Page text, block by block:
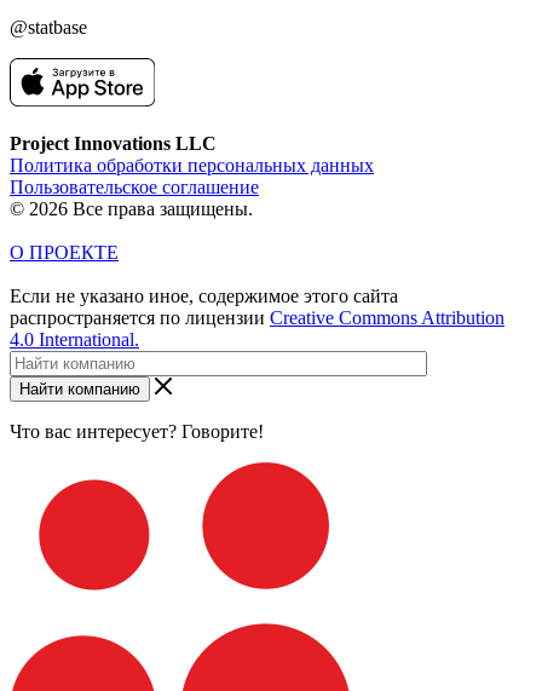
@statbase
Project Innovations LLC
Политика обработки персональных данных
Пользовательское соглашение
© 2026 Все права защищены.
О ПРОЕКТЕ
Если не указано иное, содержимое этого сайта
распространяется по лицензии Creative Commons Attribution
4.0 International.
Найти компанию
Что вас интересует? Говорите!